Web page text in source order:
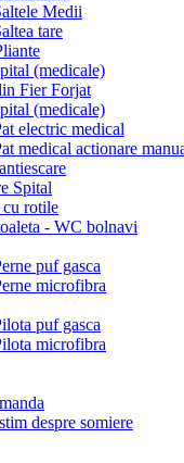
Medii
tare
(medicale)
Fier Forjat
(medicale)
electric medical
medical actionare
Spital
cu rotile
- WC bolnavi
puf gasca
microfibra
puf gasca
microfibra
despre somiere